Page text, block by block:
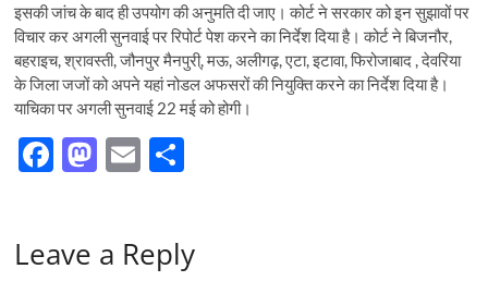
इसकी जांच के बाद ही उपयोग की अनुमति दी जाए। कोर्ट ने सरकार को इन सुझावों पर
विचार कर अगली सुनवाई पर रिपोर्ट पेश करने का निर्देश दिया है। कोर्ट ने बिजनौर,
बहराइच, श्रावस्ती, जौनपुर मैनपुरी्, मऊ, अलीगढ़, एटा, इटावा, फिरोजाबाद , देवरिया
के जिला जजों को अपने यहां नोडल अफसरों की नियुक्ति करने का निर्देश दिया है।
याचिका पर अगली सुनवाई 22 मई को होगी।
F
b
M
d
E
e
Leave a Reply